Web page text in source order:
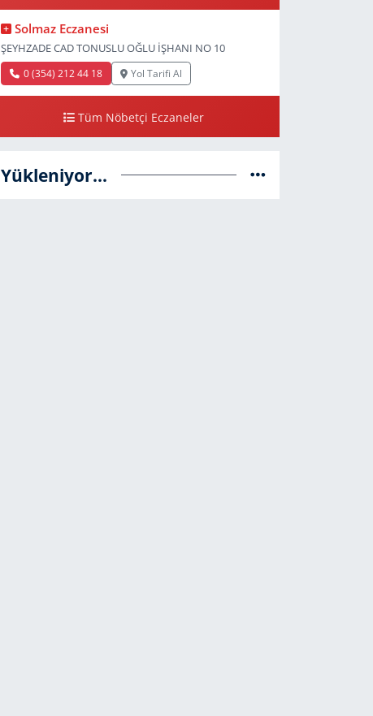
Solmaz Eczanesi
ŞEYHZADE CAD TONUSLU OĞLU İŞHANI NO 10
0 (354) 212 44 18 Yol Tarifi Al
Tüm Nöbetçi Eczaneler
Yükleniyor...